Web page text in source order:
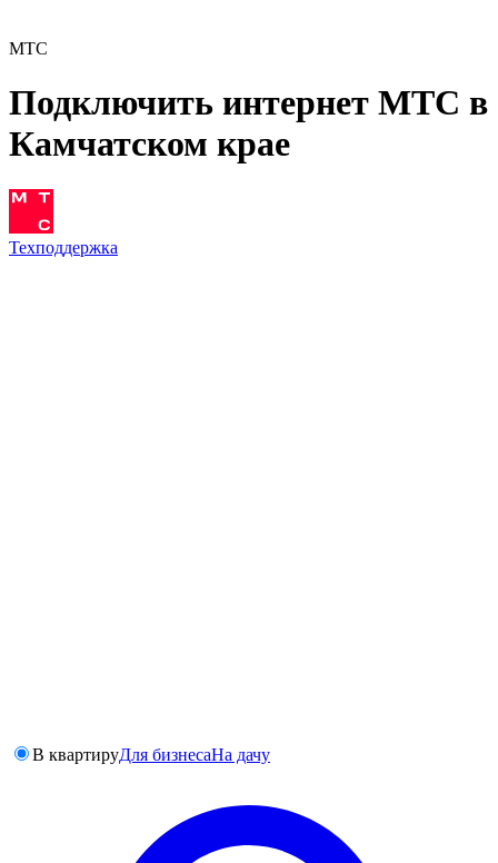
МТС
Подключить интернет МТС в
Камчатском крае
Техподдержка
В квартируДля бизнесаНа дачу